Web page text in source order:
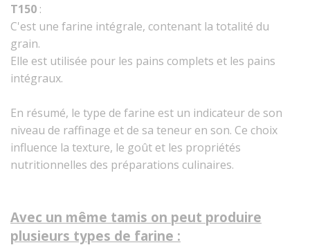
T150 :
C'est une farine intégrale, contenant la totalité du
grain.
Elle est utilisée pour les pains complets et les pains
intégraux.
En résumé, le type de farine est un indicateur de son
niveau de raffinage et de sa teneur en son. Ce choix
influence la texture, le goût et les propriétés
nutritionnelles des préparations culinaires.
Avec un même tamis on peut produire
plusieurs types de farine :